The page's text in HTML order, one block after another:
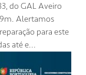
do GAL Aveiro
Alertamos
para este
até e...